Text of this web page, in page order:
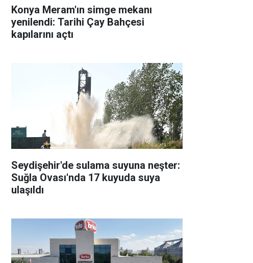
Konya Meram'ın simge mekanı
yenilendi: Tarihi Çay Bahçesi
kapılarını açtı
Seydişehir'de sulama suyuna neşter:
Suğla Ovası'nda 17 kuyuda suya
ulaşıldı